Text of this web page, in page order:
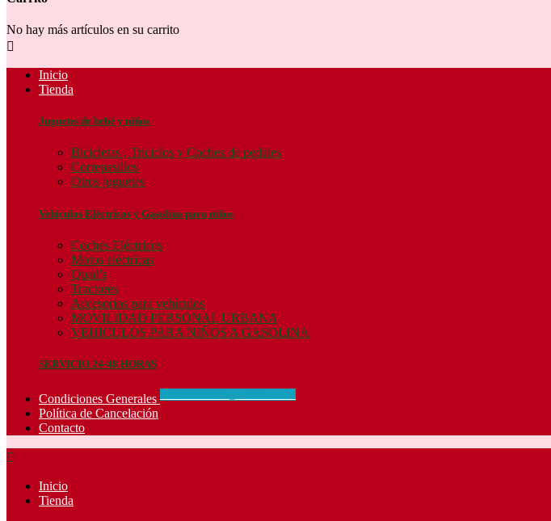
No hay más artículos en su carrito

Inicio
Tienda
Juguetes de bebé y niños
Bicicletas , Triciclos y Coches de pedales
Correpasillos
Otros juguetes
Vehículos Eléctricos y Gasolina para niños
Coches Eléctricos
Motos eléctricas
Quad's
Tractores
Accesorios para vehículos
MOVILIDAD PERSONAL URBANA
VEHICULOS PARA NIÑOS A GASOLINA
SERVICIO 24-48 HORAS
Condiciones Generales
Política de Cancelación
Contacto

Inicio
Tienda